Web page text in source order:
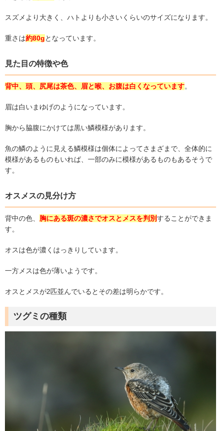
スズメより大きく、ハトよりも小さいくらいのサイズになります。
重さは約80gとなっています。
見た目の特徴や色
背中、頭、尻尾は茶色、眉と喉、お腹は白くなっています。
眉は白いまゆげのようになっています。
胸から脇腹にかけては黒い鱗模様があります。
魚の鱗のように見える鱗模様は個体によってさまざまで、全体的に
模様があるものもいれば、一部のみに模様があるものもあるそうで
す。
オスメスの見分け方
背中の色、 胸にある斑の濃さでオスとメスを判別することができま
す。
オスは色が濃くはっきりしています。
一方メスは色が薄いようです。
オスとメスが2匹並んでいるとその差は明らかです。
ツグミの種類